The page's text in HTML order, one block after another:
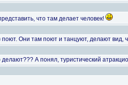
что там делает человек!
Они там поют и танцуют, делают вид,
А понял, туристический